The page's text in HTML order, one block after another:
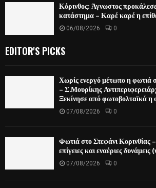
Κόρινθος: Άγνωστος
κατάστημα – Καρέ καρέ η
06/08/2026 0
EDITOR'S PICKS
Χωρίς ενεργό μέτωπο η φωτιά
– Σ.Μουρίκης
Ξεκίνησε από φωτοβολταϊκά
07/08/2026 0
Φωτιά στο Στεφάνι Κορινθίας
επίγειες και εναέριες
07/08/2026 0